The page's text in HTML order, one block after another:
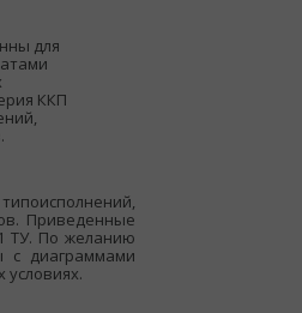
для
ККП
Приведенные
ТУ. По желанию
с диаграммами